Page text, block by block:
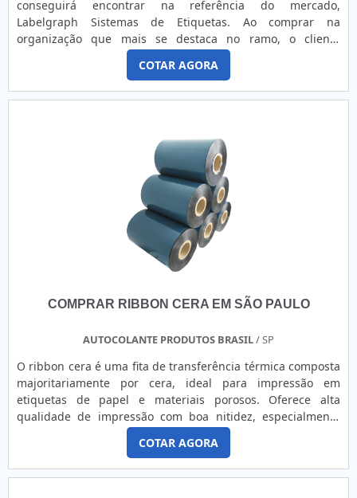
químicas;Indústrias de tecnologia.ONDE ENCONTRAR
RIBBON DE RESINA DE QUALIDADEPara alcançar o melhor
resultado é preciso ter atenção também ao fornecedor do
produto, para se certificar de que tudo é de ótima
procedência e da garantia de qualidade. A Etiquetas Camp
Label é uma fabricante que atua há 15 anos em todo o
conseguirá encontrar na referência do mercado,
Labelgraph Sistemas de Etiquetas. Ao comprar na
organização que mais se destaca no ramo, o cliente
receberá um atendimento de excelência e terá a garantia
de adquirir produtos que solucionem qualquer
demanda.MAIS INFORMAÇÕES RELEVANTES SOBRE
ETIQUETA POLIIMIDAQuem quer achar etiqueta poliimida
encontrar o site da Labelgraph Sistemas de Etiquetas.
Disponibilizando para os clientes etiquetas para alta
temperatura e etiqueta couche adesiva, a companhia foca
no que gera os melhores resultados.Ainda tratando-se de
etiqueta poliimida, na essência da organização, a mesma
deve prezar pelos produtos e serviços com ótima qualidade
e proteção, detalhes que passam despercebidos em outras
companhias e podem gerar prejuízos futuros para os
clientes.É importante lembrar que o produto deve sempre
segmento. Esse tipo de cuidado ajuda a garantir a
prejuízos com substituições frequentes de produtos que
possível poupar gastos desnecessários.Existem diversos
motivos para a Labelgraph Sistemas de Etiquetas ter se
tornado destaque quando pensamos em uma empresa que
entrega confiança e produtos de qualidade. Alguns desses
motivos são: Preço justo; Profissionais com vasta
experiência na área de atuação; Atendimento
personalizado; Diversas opções de pagamento disponíveis;
COTAR AGORA
COMPRAR RIBBON CERA EM SÃO PAULO
AUTOCOLANTE PRODUTOS BRASIL/ SP
O ribbon cera é uma fita de transferência térmica composta
majoritariamente por cera, ideal para impressão em
etiquetas de papel e materiais porosos. Oferece alta
qualidade de impressão com boa nitidez, especialmente
para textos e códigos de barras, sendo indicado para
aplicações onde a resistência à abrasão e a produtos
químicos é moderada. Sua formulação permite impressão
rápida e eficiente, com baixo custo, sendo amplamente
COTAR AGORA